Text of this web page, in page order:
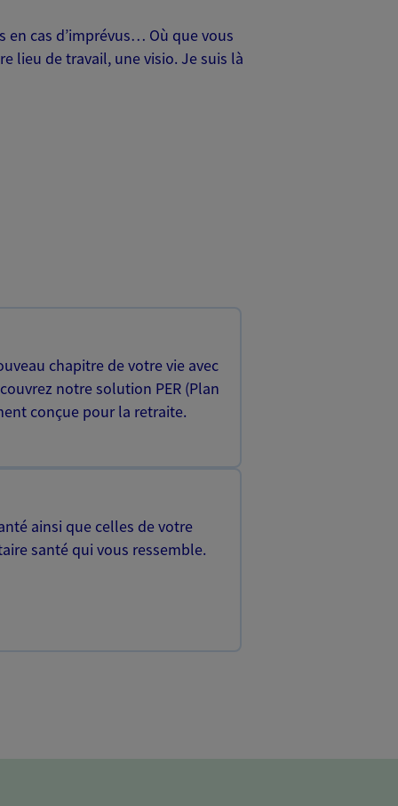
en cas d’imprévus… Où que vous
lieu de travail, une visio. Je suis là
chapitre de votre vie avec
notre solution PER (Plan
conçue pour la retraite.
ainsi que celles de votre
santé qui vous ressemble.